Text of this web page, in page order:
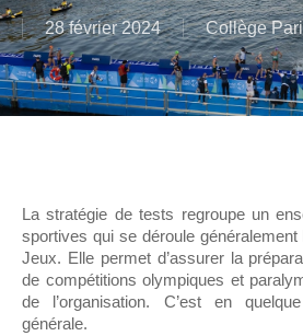
28 février 2024 Collège
La stratégie de tests regroupe un
sportives qui se déroule généralement
Jeux. Elle permet d’assurer la
de compétitions olympiques et
de l’organisation. C’est en
générale.